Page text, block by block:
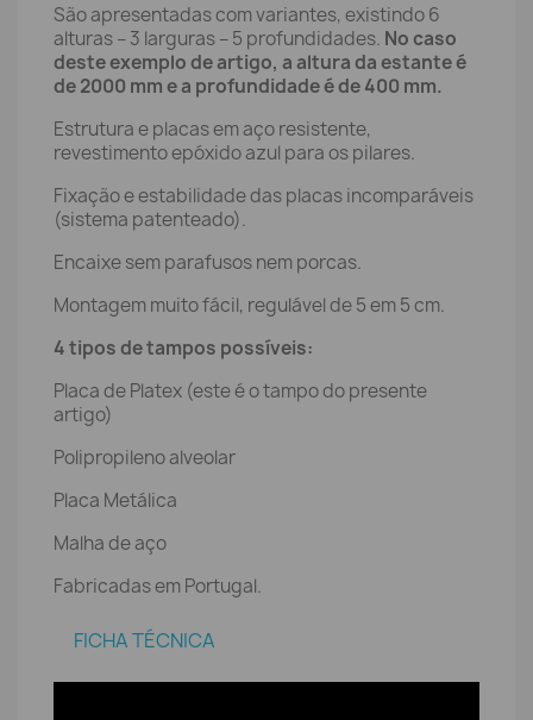
São apresentadas com variantes, existindo 6
alturas – 3 larguras – 5 profundidades. No caso
deste exemplo de artigo, a altura da estante é
de 2000 mm e a profundidade é de 400 mm.
Estrutura e placas em aço resistente,
revestimento epóxido azul para os pilares.
Fixação e estabilidade das placas incomparáveis
(sistema patenteado).
Encaixe sem parafusos nem porcas.
Montagem muito fácil, regulável de 5 em 5 cm.
4 tipos de tampos possíveis:
Placa de Platex (este é o tampo do presente
artigo)
Polipropileno alveolar
Placa Metálica
Malha de aço
Fabricadas em Portugal.
FICHA TÉCNICA